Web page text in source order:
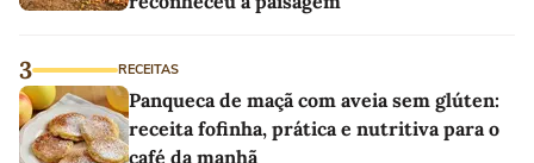
3 RECEITAS
Panqueca de maçã com aveia sem glúten:
receita fofinha, prática e nutritiva para o
café da manhã